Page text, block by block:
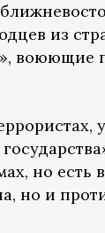
из
воюющие
но есть
но и